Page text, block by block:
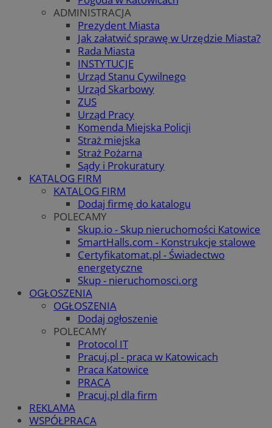
ADMINISTRACJA
Prezydent Miasta
Jak załatwić sprawę w Urzędzie Miasta?
Rada Miasta
INSTYTUCJE
Urząd Stanu Cywilnego
Urząd Skarbowy
ZUS
Urząd Pracy
Komenda Miejska Policji
Straż miejska
Straż Pożarna
Sądy i Prokuratury
KATALOG FIRM
KATALOG FIRM
Dodaj firmę do katalogu
POLECAMY
Skup.io - Skup nieruchomości Katowice
SmartHalls.com - Konstrukcje stalowe
Certyfikatomat.pl - Świadectwo
energetyczne
Skup - nieruchomosci.org
OGŁOSZENIA
OGŁOSZENIA
Dodaj ogłoszenie
POLECAMY
Protocol IT
Pracuj.pl - praca w Katowicach
Praca Katowice
PRACA
Pracuj.pl dla firm
REKLAMA
WSPÓŁPRACA